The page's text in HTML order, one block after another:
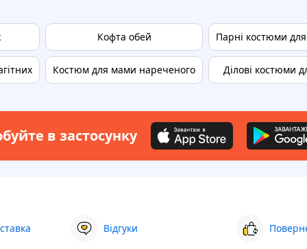
Кофта обей
Костюм для мами нареченого
Парні костюми
Ділові костюми
в застосунку
Відгуки